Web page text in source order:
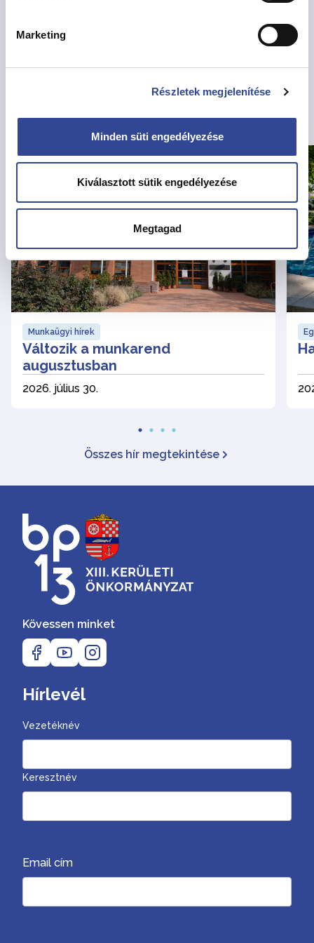
Marketing
Részletek megjelenítése
Minden süti engedélyezése
Kiválasztott sütik engedélyezése
Megtagad
Kapcsolódó hírek
Munkaügyi hírek
Változik a munkarend
augusztusban
2026. július 30.
Összes hír megtekintése
Kövessen minket
Hírlevél
Vezetéknév
Keresztnév
Email cím